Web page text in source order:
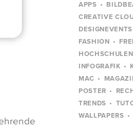
APPS
CREATIVE
DESIGNEVENTS
FASHION
HOCHSCHULEN
INFOGRAFIK
MAC
POSTER
TRENDS
WALLPAPERS